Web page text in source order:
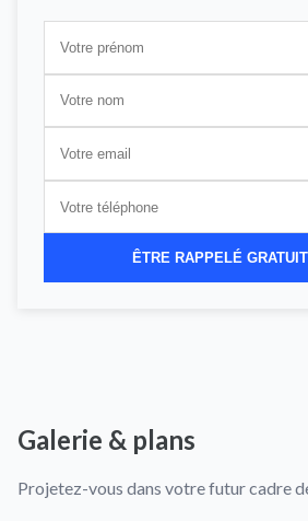
ÊTRE RAPPELÉ
Galerie & plans
Projetez-vous dans votre futur cadre